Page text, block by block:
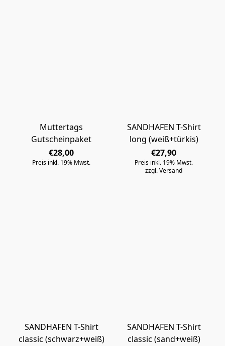
Muttertags
Gutscheinpaket
€28,00
Preis inkl. 19% Mwst.
SANDHAFEN T-Shirt
long (weiß+türkis)
€27,90
Preis inkl. 19% Mwst.
zzgl. Versand
SANDHAFEN T-Shirt
classic (schwarz+weiß)
SANDHAFEN T-Shirt
classic (sand+weiß)